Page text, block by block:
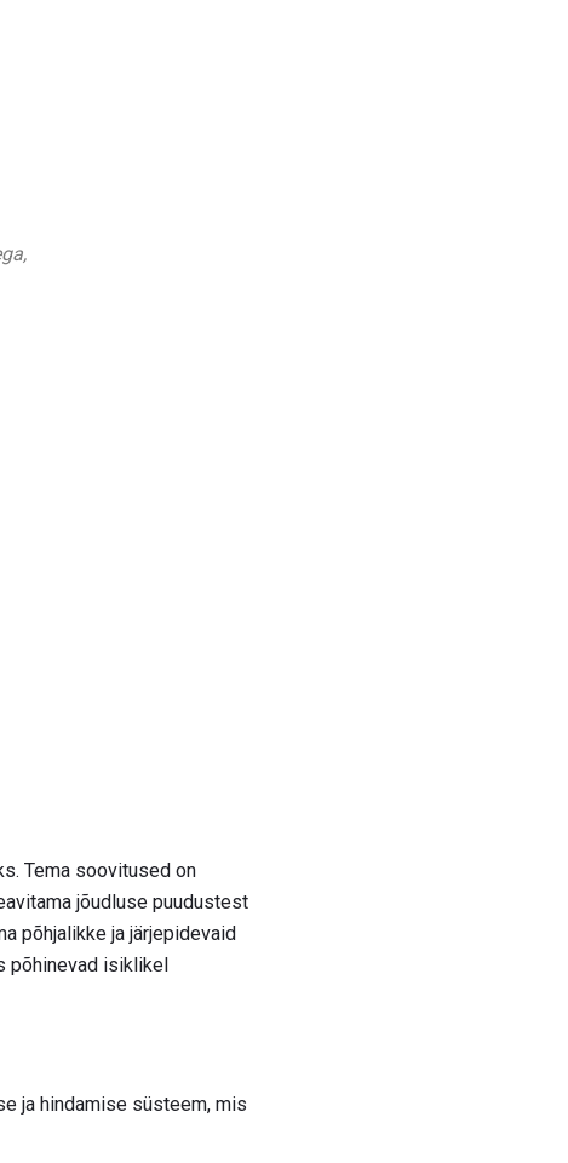
Tema soovitused on
jõudluse puudustest
põhjalikke ja järjepidevaid
põhinevad isiklikel
ja hindamise süsteem, mis